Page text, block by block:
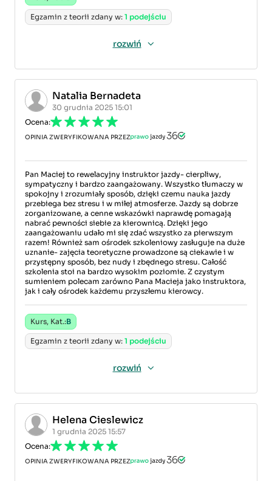
Egzamin z teorii zdany w: 1 podejściu
rozwiń
Natalia Bernadeta
30 grudnia 2025 15:01
Ocena:
OPINIA ZWERYFIKOWANA PRZEZ
Pan Maciej to rewelacyjny instruktor jazdy- cierpliwy,
sympatyczny i bardzo zaangażowany. Wszystko tłumaczy w
spokojny i zrozumiały sposób, dzięki czemu nauka jazdy
przebiega bez stresu i w miłej atmosferze. Jazdy są dobrze
zorganizowane, a cenne wskazówki naprawdę pomagają
nabrać pewności siebie za kierownicą. Dzięki jego
zaangażowaniu udało mi się zdać wszystko za pierwszym
razem! Również sam ośrodek szkoleniowy zasługuje na duże
uznanie- zajęcia teoretyczne prowadzone są ciekawie i w
przystępny sposób, bez nudy i zbędnego stresu. Całość
szkolenia stoi na bardzo wysokim poziomie. Z czystym
sumieniem polecam zarówno Pana Macieja jako instruktora,
jak i cały ośrodek każdemu przyszłemu kierowcy.
Kurs, Kat.:B
Egzamin z teorii zdany w: 1 podejściu
rozwiń
Helena Cieslewicz
1 grudnia 2025 15:57
Ocena:
OPINIA ZWERYFIKOWANA PRZEZ